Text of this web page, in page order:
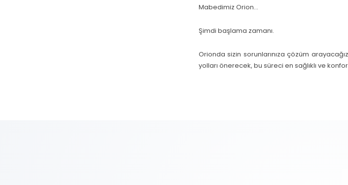
Mabedimiz Orion…
Şimdi başlama zamanı.
Orionda sizin sorunlarınıza çözüm
yolları önerecek, bu süreci en sağlıklı ve